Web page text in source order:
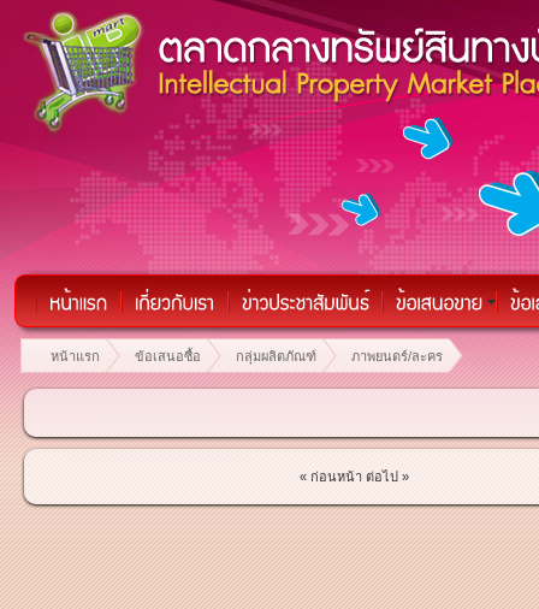
หน้าแรก ข้อเสนอซื้อ กลุ่มผลิตภัณฑ์ ภาพยนตร์/ละคร
« ก่อนหน้า ต่อไป »